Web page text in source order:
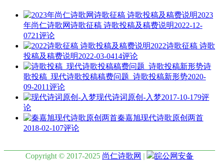
2023
年尚仁诗歌网诗歌征稿 诗歌投稿及稿费说明2022-12-
0721评论
2022诗歌征稿 诗歌
投稿及稿费说明2022-03-0414评论
诗
歌投稿_现代诗歌投稿稿费问题_诗歌投稿新形势2020-
09-2011评论
现代诗词原创-入梦2017-10-179评
论
秦嘉旭现代诗歌原创两首
2018-02-107评论
Copyright © 2017-2025 尚仁诗歌网 | 皖公网安备